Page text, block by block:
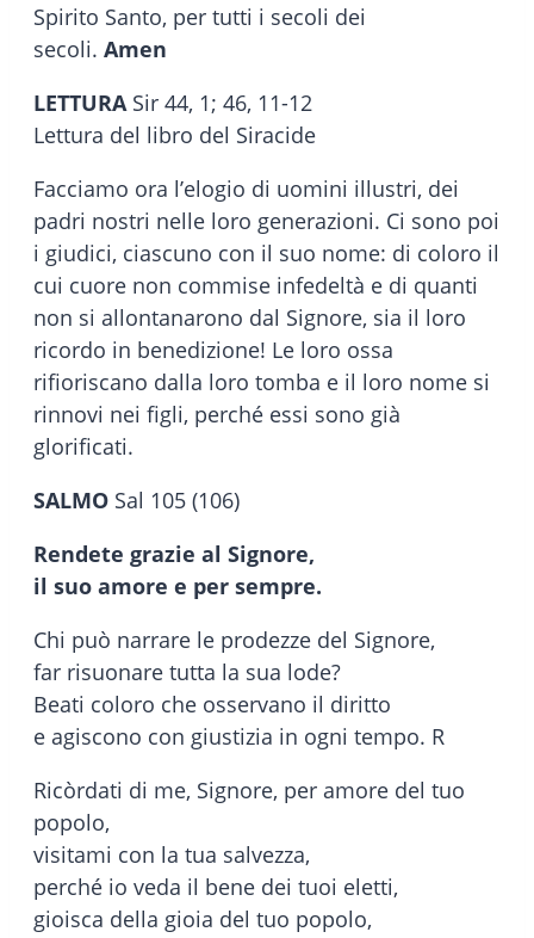
Spirito Santo, per tutti i secoli dei
secoli. Amen
LETTURASir 44, 1; 46, 11-12
Lettura del libro del Siracide
Facciamo ora l’elogio di uomini illustri, dei
padri nostri nelle loro generazioni. Ci sono poi
i giudici, ciascuno con il suo nome: di coloro il
cui cuore non commise infedeltà e di quanti
non si allontanarono dal Signore, sia il loro
ricordo in benedizione! Le loro ossa
rifioriscano dalla loro tomba e il loro nome si
rinnovi nei figli, perché essi sono già
glorificati.
SALMO Sal 105 (106)
Rendete grazie al Signore,
il suo amore e per sempre.
Chi può narrare le prodezze del Signore,
far risuonare tutta la sua lode?
Beati coloro che osservano il diritto
e agiscono con giustizia in ogni tempo. R
Ricòrdati di me, Signore, per amore del tuo
popolo,
visitami con la tua salvezza,
perché io veda il bene dei tuoi eletti,
gioisca della gioia del tuo popolo,